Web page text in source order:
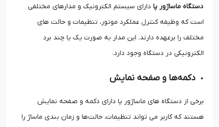
دستگاه ماساژور پادارای سیستم الکترونیک و مدارهای مختلفی
است که وظیفه کنترل عملکرد موتور، تنظیمات و حالت‌ های
مختلف را برعهده دارند. این مدار به صورت یک یا چند برد
الکترونیکی در دستگاه وجود دارد.
دکمه‌ها و صفحه نمایش
برخی از دستگاه‌ های ماساژور پا دارای دکمه‌ و صفحه نمایش
هستند که کاربر می ‌تواند تنظیمات، حالت‌ها و زمان ‌بندی ماساژ را